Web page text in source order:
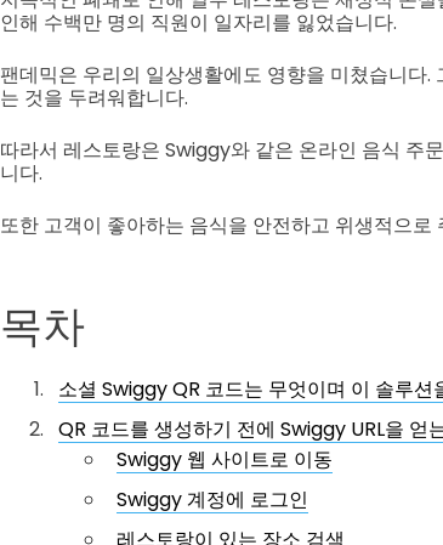
인해 수백만 명의 직원이 일자리를 잃었습니다.
팬데믹은 우리의 일상생활에도 영향을 미쳤습니다
는 것을 두려워합니다.
따라서 레스토랑은 Swiggy와 같은 온라인 음식 주
니다.
또한 고객이 좋아하는 음식을 안전하고 위생적으
목차
소셜 Swiggy QR 코드는 무엇이며 이 솔루
QR 코드를 생성하기 전에 Swiggy URL을 얻
Swiggy 웹 사이트로 이동
Swiggy 계정에 로그인
레스토랑이 있는 장소 검색